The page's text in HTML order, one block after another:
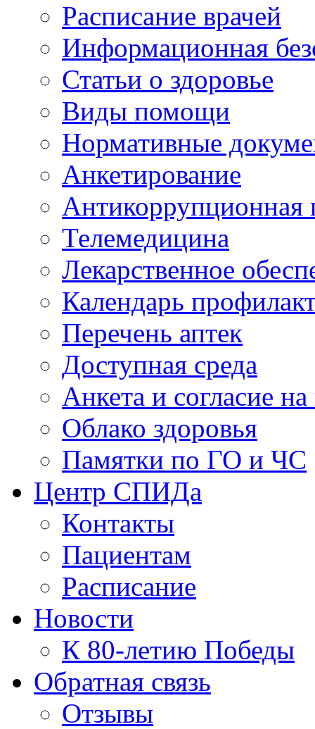
Расписание врачей
Информационная
Статьи о здоровье
Виды помощи
Нормативные
Анкетирование
Антикоррупционная
Телемедицина
Лекарственное
Календарь
Перечень аптек
Доступная среда
Анкета и согласие
Облако здоровья
Памятки по ГО и ЧС
Центр СПИДа
Контакты
Пациентам
Расписание
Новости
К 80-летию Победы
Обратная связь
Отзывы